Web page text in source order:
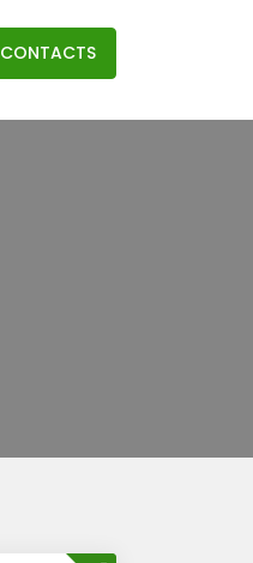
CONTACTS